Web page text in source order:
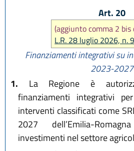
Art. 20
(aggiunto comma 2 bis
L.R. 28 luglio 2026, n.
Finanziamenti integrativi su
2023-2027
1. La Regione è
finanziamenti integrativi
interventi classificati come
2027 dell’Emilia-
investimenti nel settore